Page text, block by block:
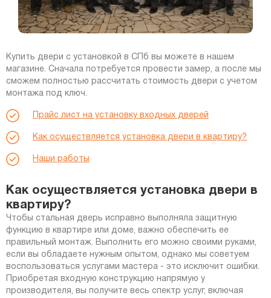
Купить двери с установкой в СПб вы можете в нашем
магазине. Сначала потребуется провести замер, а после мы
сможем полностью рассчитать стоимость двери с учетом
монтажа под ключ.
Прайс лист на установку входных дверей
Как осуществляется установка двери в квартиру?
Наши работы
Как осуществляется установка двери в
квартиру?
Чтобы стальная дверь исправно выполняла защитную
функцию в квартире или доме, важно обеспечить ее
правильный монтаж. Выполнить его можно своими руками,
если вы обладаете нужным опытом, однако мы советуем
воспользоваться услугами мастера - это исключит ошибки.
Приобретая входную конструкцию напрямую у
производителя, вы получите весь спектр услуг, включая